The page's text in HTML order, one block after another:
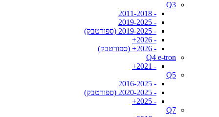
Q3
- 2011-2018
- 2019-2025
- 2019-2025 (ספורטבק)
- 2026+
- 2026+ (ספורטבק)
Q4 e-tron
- 2021+
Q5
- 2016-2025
- 2020-2025 (ספורטבק)
- 2025+
Q7